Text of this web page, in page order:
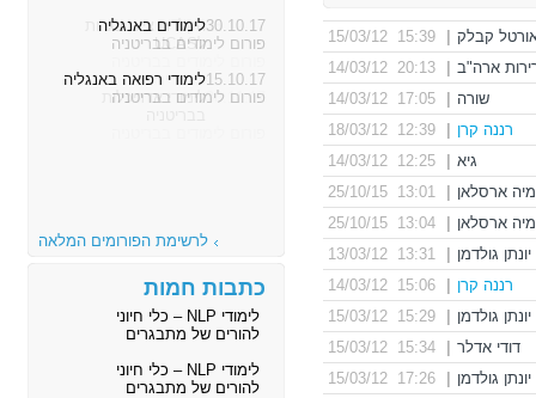
קבלק
15:39 15/03/12
ארה"ב
20:13 14/03/12
שורה
17:05 14/03/12
רננה קרן
12:39 18/03/12
גיא
12:25 14/03/12
ארסלאן
13:01 25/10/15
ארסלאן
13:04 25/10/15
יונתן גולדמן
13:31 13/03/12
רננה קרן
15:06 14/03/12
יונתן גולדמן
15:29 15/03/12
דודי אדלר
15:34 15/03/12
יונתן גולדמן
17:26 15/03/12
30.10.17לימודים באנגליה
פורום לימודים בבריטניה
15.10.17לימודי רפואה באנגליה
פורום לימודים בבריטניה
לרשימת הפורומים המלאה
כתבות חמות
לימודי NLP – כלי חיוני
להורים של מתבגרים
לימודי NLP – כלי חיוני
להורים של מתבגרים